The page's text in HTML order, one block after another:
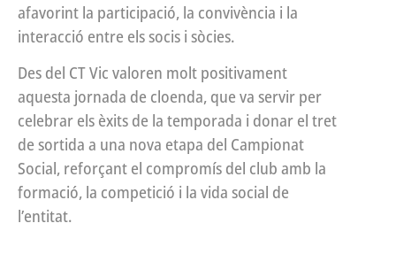
afavorint la participació, la convivència i la
interacció entre els socis i sòcies.
Des del CT Vic valoren molt positivament
aquesta jornada de cloenda, que va servir per
celebrar els èxits de la temporada i donar el tret
de sortida a una nova etapa del Campionat
Social, reforçant el compromís del club amb la
formació, la competició i la vida social de
l’entitat.